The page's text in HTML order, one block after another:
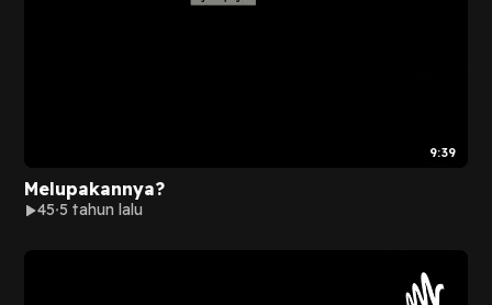
9:39
Melupakannya?
45 5 tahun lalu